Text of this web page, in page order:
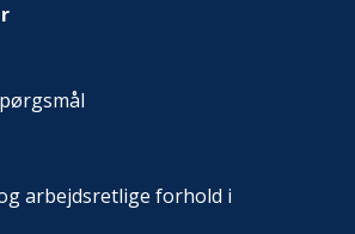
arbejdsretlige forhold i